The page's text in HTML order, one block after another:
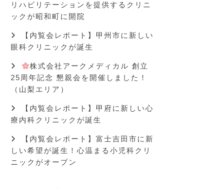
リハビリテーションを提供するクリニ
ックが昭和町に開院
【内覧会レポート】甲州市に新しい
眼科クリニックが誕生
株式会社アークメディカル 創立
25周年記念 懇親会を開催しました！
（山梨エリア）
【内覧会レポート】甲府に新しい心
療内科クリニックが誕生
【内覧会レポート】富士吉田市に新
しい希望が誕生！心温まる小児科クリ
ニックがオープン